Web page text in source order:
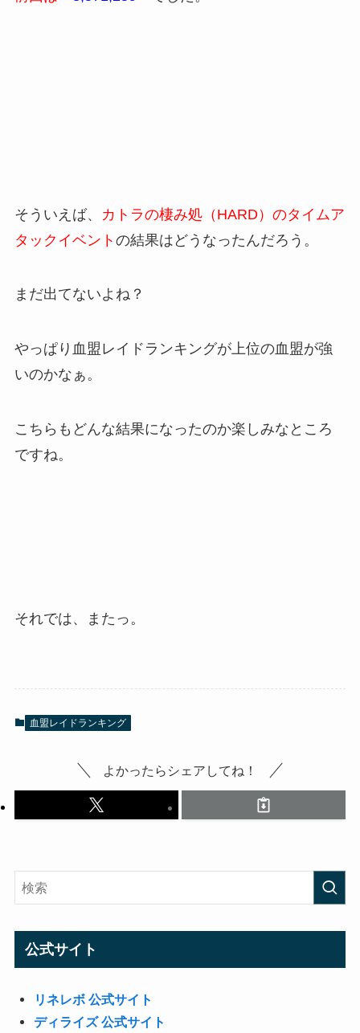
そういえば、
カトラの棲み処（HARD）のタイムア
タックイベント の結果はどうなったんだろう。
まだ出てないよね？
やっぱり血盟レイドランキングが上位の血盟が強
いのかなぁ。
こちらもどんな結果になったのか楽しみなところ
ですね。
それでは、またっ。
血盟レイドランキング
よかったらシェアしてね！
公式サイト
リネレボ 公式サイト
ディライズ 公式サイト